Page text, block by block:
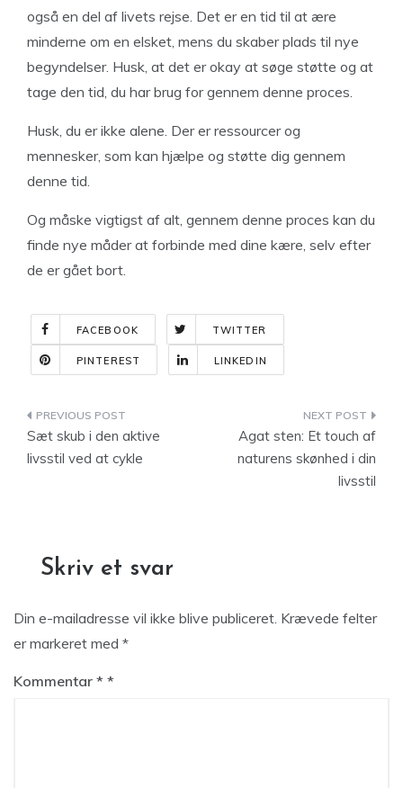
også en del af livets rejse. Det er en tid til at ære
minderne om en elsket, mens du skaber plads til nye
begyndelser. Husk, at det er okay at søge støtte og at
tage den tid, du har brug for gennem denne proces.
Husk, du er ikke alene. Der er ressourcer og
mennesker, som kan hjælpe og støtte dig gennem
denne tid.
Og måske vigtigst af alt, gennem denne proces kan du
finde nye måder at forbinde med dine kære, selv efter
de er gået bort.
FACEBOOK TWITTER
PINTEREST LINKEDIN
Indlægsnavigation
Sæt skub i den aktive
livsstil ved at cykle
Agat sten: Et touch af
naturens skønhed i din
livsstil
Skriv et svar
Din e-mailadresse vil ikke blive publiceret. Krævede felter
er markeret med *
Kommentar *